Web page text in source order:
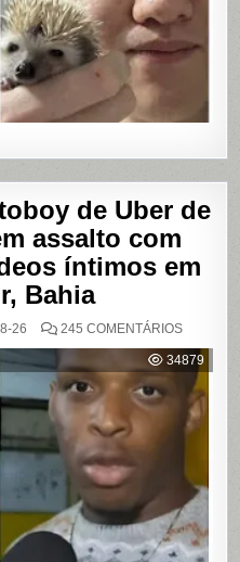
de Uber de
assalto com
íntimos em
Bahia
26 245 COMENTÁRIOSEM
ACUSA
DE
UBER
DE
EM
DE
VÍDEOS
ÍNTIMOS
EM
BAHIA
34879